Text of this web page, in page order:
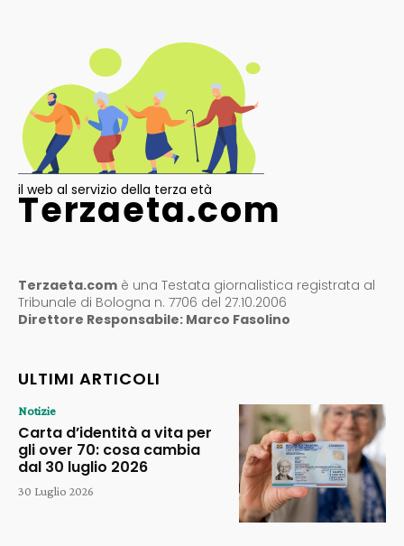
il web al servizio della terza età
Terzaeta.com
Terzaeta.com è una Testata giornalistica registrata al
Tribunale di Bologna n. 7706 del 27.10.2006
Direttore Responsabile: Marco Fasolino
ULTIMI ARTICOLI
Notizie
Carta d’identità a vita per
gli over 70: cosa cambia
dal 30 luglio 2026
30 Luglio 2026